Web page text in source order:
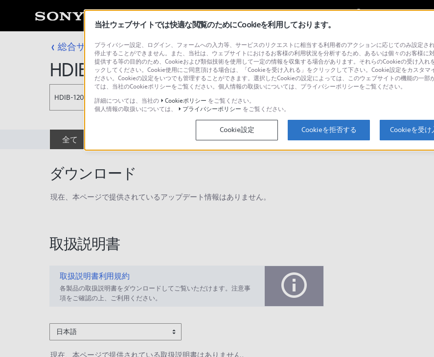
総合サポート・お問い合わせ プロフェッショナル／業務用
HDIB-1200C
HDIB-1200C
全て 取扱説明書 Q&A
ダウンロード
現在、本ページで提供されているアップデート情報はありません。
取扱説明書
取扱説明書利用規約
各製品の取扱説明書をダウンロードしてご覧いただけます。注意事
項をご確認の上、ご利用ください。
日本語
現在、本ページで提供されている取扱説明書はありません。
当社ウェブサイトでは快適な閲覧のためにCookieを利用しております。
プライバシー設定、ログイン、フォームへの入力等、サービスのリクエストに相当する利用者のアクションに応じてのみ設定さ
停止することができません。また、当社は、ウェブサイトにおけるお客様の利用状況を分析するため、あるいは個々のお客様に
提供する等の目的のため、Cookieおよび類似技術を使用して一定の情報を収集する場合があります。それらのCookieの受け入れ
ックしてください。Cookie使用にご同意頂ける場合は、「Cookieを受け入れる」をクリックして下さい。Cookie設定をカスタマ
ださい。Cookieの設定をいつでも管理することができます。選択したCookieの設定によっては、このウェブサイトの機能の一
ては、当社のCookieポリシーをご覧ください。個人情報の取扱いについては、プライバシーポリシーをご覧ください。
詳細については、当社の
Cookieポリシー をご覧ください。
個人情報の取扱いについては、
プライバシーポリシー をご覧ください。
Cookie設定 Cookieを拒否する Cookieを受け